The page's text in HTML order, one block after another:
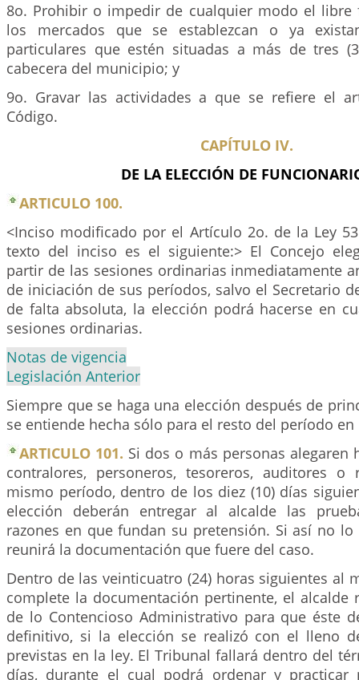
8o. Prohibir o impedir de cualquier modo el libre
los mercados que se establezcan o ya
particulares que estén situadas a más de tres
cabecera del municipio; y
9o. Gravar las actividades a que se refiere el
Código.
CAPÍTULO IV.
DE LA ELECCIÓN DE
ARTICULO 100.
<Inciso modificado por el Artículo 2o. de la Ley
texto del inciso es el siguiente:> El Concejo
partir de las sesiones ordinarias inmediatamente
de iniciación de sus períodos, salvo el Secretario
de falta absoluta, la elección podrá hacerse en
sesiones ordinarias.
Notas de vigencia
Legislación Anterior
Siempre que se haga una elección después de
se entiende hecha sólo para el resto del período en
ARTICULO 101. Si dos o más personas alegaren
contralores, personeros, tesoreros, auditores o
mismo período, dentro de los diez (10) días
elección deberán entregar al alcalde las
razones en que fundan su pretensión. Si así no lo
reunirá la documentación que fuere del caso.
Dentro de las veinticuatro (24) horas siguientes al
complete la documentación pertinente, el alcalde
de lo Contencioso Administrativo para que éste
definitivo, si la elección se realizó con el lleno
previstas en la ley. El Tribunal fallará dentro del
días, durante el cual podrá ordenar y practicar